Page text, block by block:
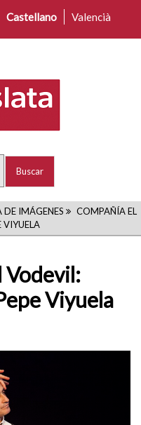
Castellano Valencià
DE IMÁGENES
COMPAÑÍA EL
VIYUELA
Vodevil:
Viyuela